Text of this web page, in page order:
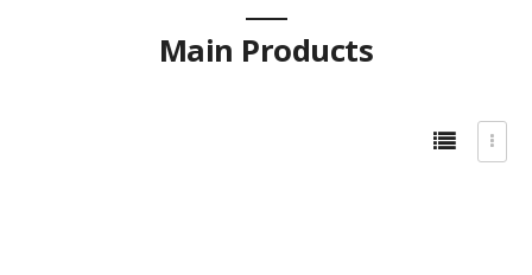
Main Products